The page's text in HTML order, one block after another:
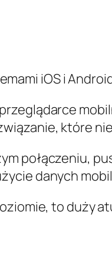
iOS i
które
połączeniu,
danych
to duży